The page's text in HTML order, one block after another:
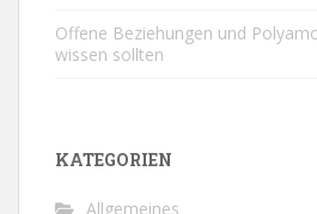
Offene Beziehungen und
wissen sollten
KATEGORIEN
Allgemeines